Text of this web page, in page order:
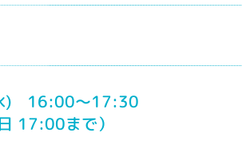
) 16:00〜17:30
17:00まで）